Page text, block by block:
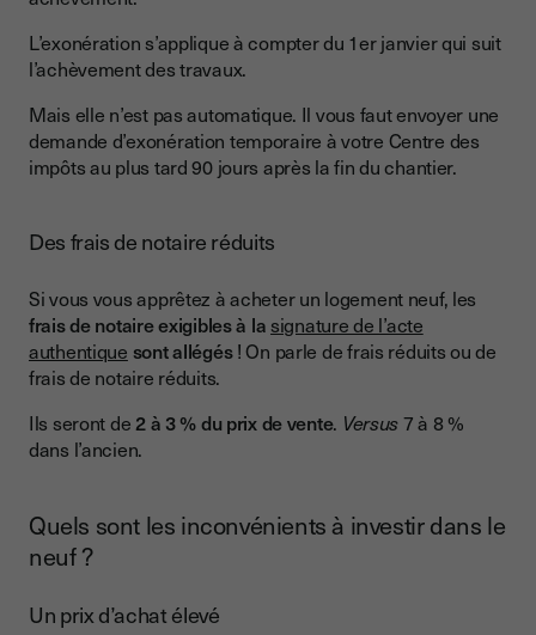
L’exonération s’applique à compter du 1er janvier qui suit
l’achèvement des travaux.
Mais elle n’est pas automatique. Il vous faut envoyer une
demande d’exonération temporaire à votre Centre des
impôts au plus tard 90 jours après la fin du chantier.
Des frais de notaire réduits
Si vous vous apprêtez à acheter un logement neuf, les
frais de notaire exigibles à la signature de l’acte
authentique sont allégés! On parle de frais réduits ou de
frais de notaire réduits.
Ils seront de2 à 3 % du prix de vente. Versus7 à 8 %
dans l’ancien.
Quels sont les inconvénients à investir dans le
neuf ?
Un prix d’achat élevé